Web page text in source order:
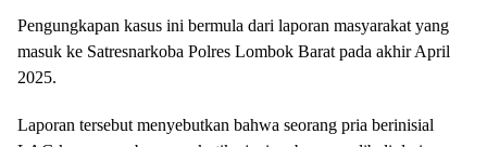
Pengungkapan kasus ini bermula dari laporan masyarakat yang
masuk ke Satresnarkoba Polres Lombok Barat pada akhir April
2025.
Laporan tersebut menyebutkan bahwa seorang pria berinisial